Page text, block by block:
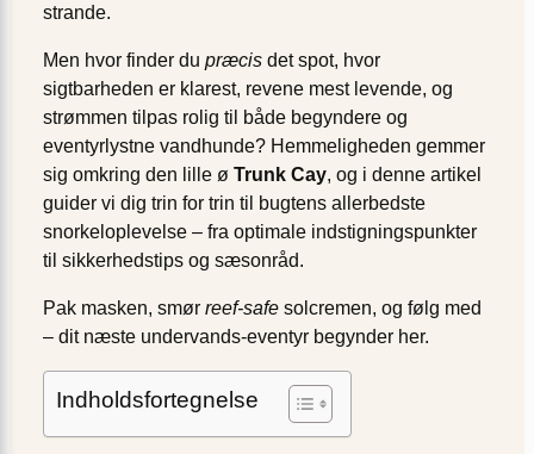
strande.
Men hvor finder du præcis det spot, hvor
sigtbarheden er klarest, revene mest levende, og
strømmen tilpas rolig til både begyndere og
eventyrlystne vandhunde? Hemmeligheden gemmer
sig omkring den lille ø Trunk Cay, og i denne artikel
guider vi dig trin for trin til bugtens allerbedste
snorkeloplevelse – fra optimale indstigningspunkter
til sikkerhedstips og sæsonråd.
Pak masken, smør reef-safe solcremen, og følg med
– dit næste undervands-eventyr begynder her.
Indholdsfortegnelse